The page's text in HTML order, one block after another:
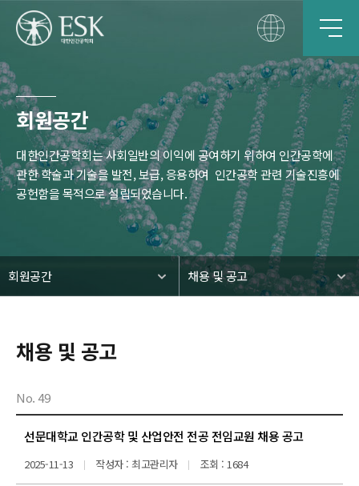
회원공간
대한인간공학회는 사회일반의 이익에 공여하기 위하여 인간공학에
관한 학술과 기술을 발전, 보급, 응용하여 인간공학 관련 기술진흥에
공헌함을 목적으로 설립되었습니다.
회원공간 채용 및 공고
채용 및 공고
No. 49
선문대학교 인간공학 및 산업안전 전공 전임교원 채용 공고
2025-11-13 작성자 : 최고관리자 조회 : 1684